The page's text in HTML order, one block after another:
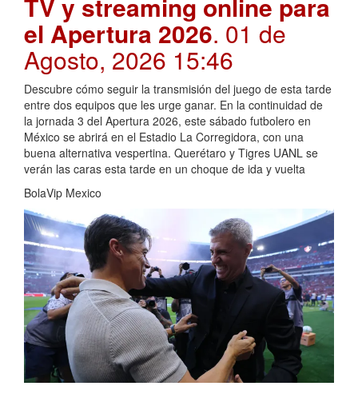
TV y streaming online para
el Apertura 2026. 01 de
Agosto, 2026 15:46
Descubre cómo seguir la transmisión del juego de esta tarde
entre dos equipos que les urge ganar. En la continuidad de
la jornada 3 del Apertura 2026, este sábado futbolero en
México se abrirá en el Estadio La Corregidora, con una
buena alternativa vespertina. Querétaro y Tigres UANL se
verán las caras esta tarde en un choque de ida y vuelta
BolaVip Mexico